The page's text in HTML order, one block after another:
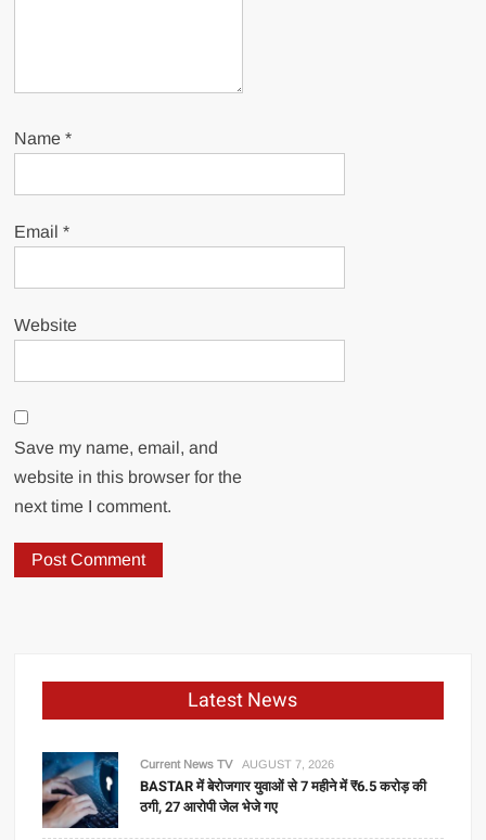
Name*
Email*
Website
Save my name, email, and
website in this browser for the
next time I comment.
Latest News
Current News TV AUGUST 7, 2026
BASTAR में बेरोजगार युवाओं से 7 महीने में ₹6.5 करोड़ की
ठगी, 27 आरोपी जेल भेजे गए